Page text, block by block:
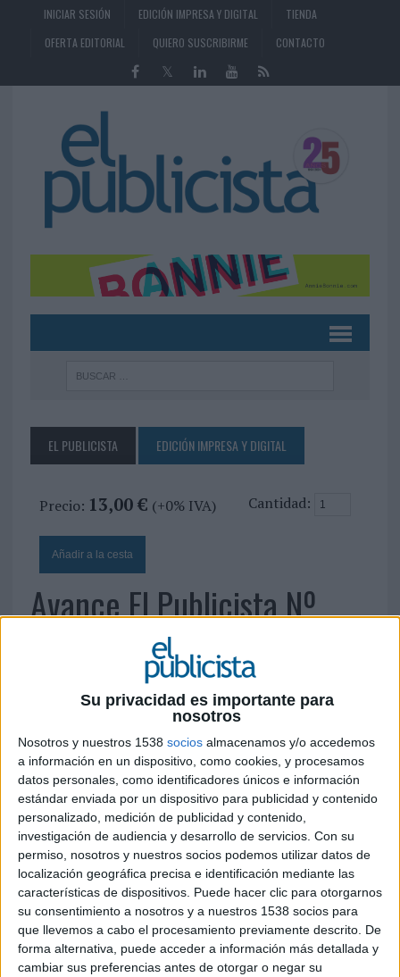
Su privacidad es importante para
nosotros
Nosotros y nuestros 1538 socios almacenamos y/o accedemos
a información en un dispositivo, como cookies, y procesamos
datos personales, como identificadores únicos e información
estándar enviada por un dispositivo para publicidad y contenido
personalizado, medición de publicidad y contenido,
investigación de audiencia y desarrollo de servicios. Con su
permiso, nosotros y nuestros socios podemos utilizar datos de
localización geográfica precisa e identificación mediante las
características de dispositivos. Puede hacer clic para otorgarnos
su consentimiento a nosotros y a nuestros 1538 socios para
que llevemos a cabo el procesamiento previamente descrito. De
forma alternativa, puede acceder a información más detallada y
cambiar sus preferencias antes de otorgar o negar su
INICIAR SESIÓN EDICIÓN IMPRESA Y DIGITAL
TIENDA
OFERTA EDITORIAL
QUIERO SUSCRIBIRME CONTACTO
EL PUBLICISTA EDICIÓN IMPRESA Y DIGITAL
Precio: 13,00 € (+0% IVA) Cantidad:
Avance El Publicista Nº
246: Festival El Sol
25 DE MAYO DE 2011